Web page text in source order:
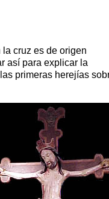
cruz es de origen
así para explicar la
primeras herejías